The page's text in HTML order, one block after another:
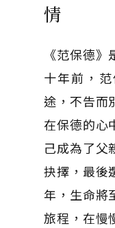
情
《范保德
十年前，
途，不告而
在保德的心
己成為了父
抉擇，最後
年，生命將
旅程，在慢